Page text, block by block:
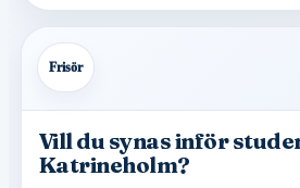
Frisör
Vill du synas inför
Katrineholm?